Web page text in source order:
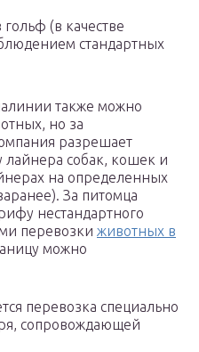
(в качестве
стандартных
также можно
но за
разрешает
лайнера собак, кошек и
на определенных
За питомца
нестандартного
перевозки животных в
можно
перевозка специально
сопровождающей